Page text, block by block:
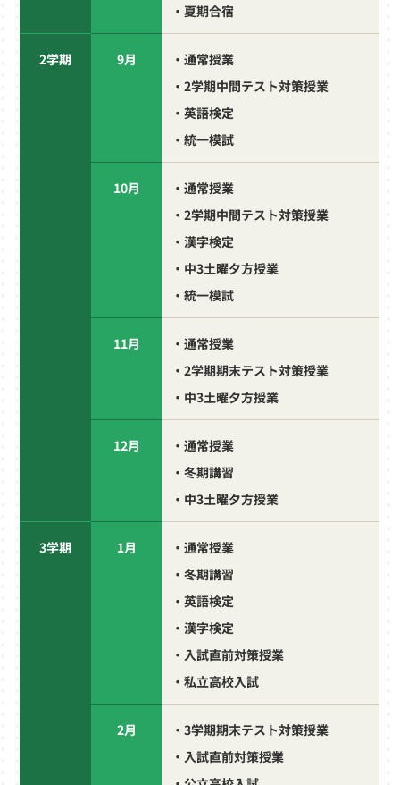
・夏期合宿
2学期 9月
・通常授業
・2学期中間テスト対策授業
・英語検定
・統一模試
10月
・通常授業
・2学期中間テスト対策授業
・漢字検定
・中3土曜夕方授業
・統一模試
11月
・通常授業
・2学期期末テスト対策授業
・中3土曜夕方授業
12月
・通常授業
・冬期講習
・中3土曜夕方授業
3学期 1月
・通常授業
・冬期講習
・英語検定
・漢字検定
・入試直前対策授業
・私立高校入試
2月
・3学期期末テスト対策授業
・入試直前対策授業